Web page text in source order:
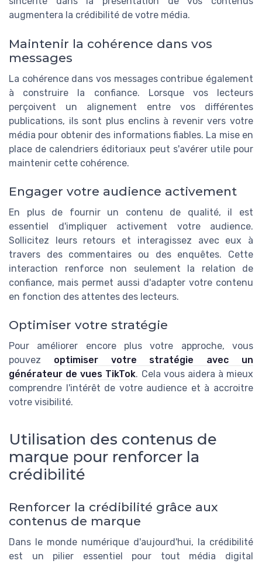
augmentera la crédibilité de votre média.
Maintenir la cohérence dans vos
messages
La cohérence dans vos messages contribue également
à construire la confiance. Lorsque vos lecteurs
perçoivent un alignement entre vos différentes
publications, ils sont plus enclins à revenir vers votre
média pour obtenir des informations fiables. La mise en
place de calendriers éditoriaux peut s'avérer utile pour
maintenir cette cohérence.
Engager votre audience activement
En plus de fournir un contenu de qualité, il est
essentiel d'impliquer activement votre audience.
Sollicitez leurs retours et interagissez avec eux à
travers des commentaires ou des enquêtes. Cette
interaction renforce non seulement la relation de
confiance, mais permet aussi d'adapter votre contenu
en fonction des attentes des lecteurs.
Optimiser votre stratégie
Pour améliorer encore plus votre approche, vous
pouvez optimiser votre stratégie avec un
générateur de vues TikTok. Cela vous aidera à mieux
comprendre l'intérêt de votre audience et à accroitre
votre visibilité.
Utilisation des contenus de
marque pour renforcer la
crédibilité
Renforcer la crédibilité grâce aux
contenus de marque
Dans le monde numérique d'aujourd'hui, la crédibilité
est un pilier essentiel pour tout média digital